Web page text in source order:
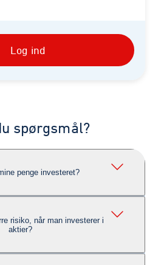
Log ind
spørgsmål?
penge investeret?
risiko, når man investerer i
aktier?